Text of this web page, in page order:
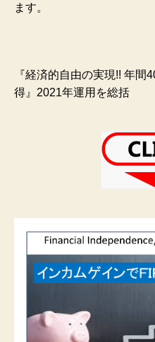
ます。
『経済的自由の実現!! 年間
得』2021年運用を総括